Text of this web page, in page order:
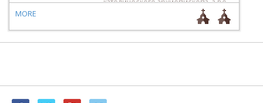
время турецкого господства его
здание было переоборудовано в
мечеть, а колокольня в минарет. В
своём первоначальном виде (1446
MORE